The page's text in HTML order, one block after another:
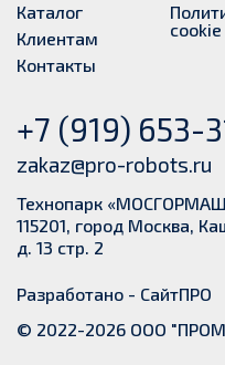
Каталог
Клиентам
Контакты
cookie
+7 (919) 653-
zakaz@pro-robots.ru
Технопарк
115201, город Москва,
д. 13 стр. 2
© 2022-2026 ООО
Разработано - СайтПРО